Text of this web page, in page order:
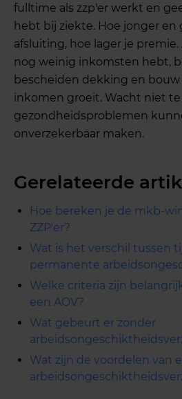
fulltime als zzp'er werkt en
hebt bij ziekte. Hoe jonger
afsluiting, hoe lager je
nog weinig inkomsten hebt,
bescheiden dekking en
inkomen groeit. Wacht niet
gezondheidsproblemen
onverzekerbaar maken.
Gerelateerde
Hoe bereken je de mkb-
ZZP'er?
Wat is het verschil tussen
permanente
Welke criteria zijn
een AOV?
Wat gebeurt er zonder
Wat zijn de voordelen van